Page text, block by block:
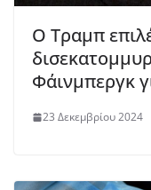
Ο Τραμπ
Φάινμπεργκ
23 Δεκεμβρίου 2024